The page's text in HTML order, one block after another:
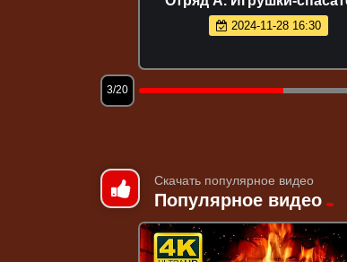
2024-11-28 16:30
3/20
Скачать популярное видео
Популярное видео